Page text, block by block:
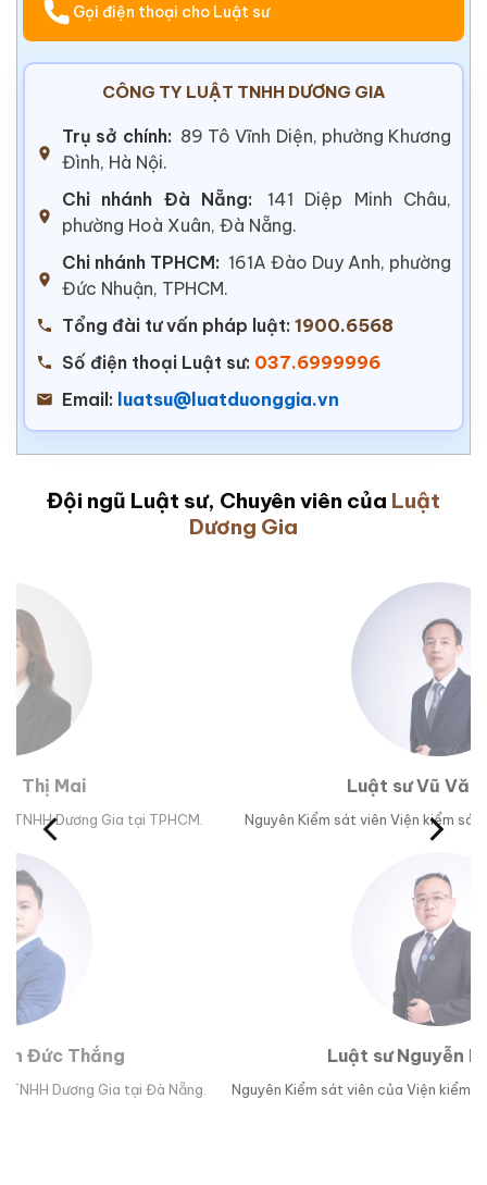
Gọi điện thoại cho Luật sư
CÔNG TY LUẬT TNHH DƯƠNG GIA
Trụ sở chính: 89 Tô Vĩnh Diện, phường Khương
Đình, Hà Nội.
Chi nhánh Đà Nẵng:
141 Diệp Minh Châu,
phường Hoà Xuân, Đà Nẵng.
Chi nhánh TPHCM: 161A Đào Duy Anh, phường
Đức Nhuận, TPHCM.
Tổng đài tư vấn pháp luật: 1900.6568
Số điện thoại Luật sư: 037.6999996
Email: luatsu@luatduonggia.vn
Đội ngũ Luật sư, Chuyên viên của Luật
Dương Gia
Nguyên Kiểm sát viên Viện kiểm sát nhân dân tỉnh Phú Yên.
Luật sư Nguyễn Hoài Bão
Nguyên Kiểm sát viên của Viện kiểm sát nhân dân TP Đà Nẵng.